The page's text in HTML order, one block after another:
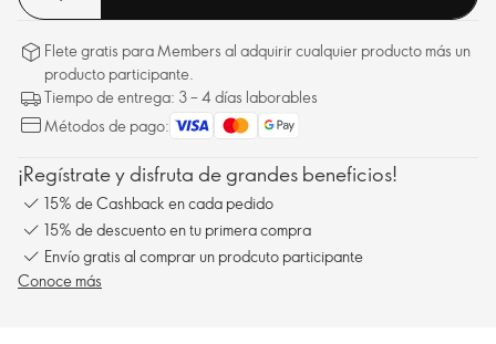
Flete gratis para Members al adquirir cualquier producto más un
producto participante.
Tiempo de entrega: 3 – 4 días laborables
Métodos de pago:
¡Regístrate y disfruta de grandes beneficios!
15% de Cashback en cada pedido
15% de descuento en tu primera compra
Envío gratis al comprar un prodcuto participante
Conoce más